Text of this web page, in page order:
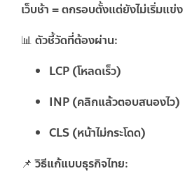
เว็บช้า = ตกรอบตั้งแต่ยังไม่เริ่มแข่ง
📊 ตัวชี้วัดที่ต้องผ่าน:
LCP (โหลดเร็ว)
INP (คลิกแล้วตอบสนองไว)
CLS (หน้าไม่กระโดด)
📌 วิธีแก้แบบธุรกิจไทย: